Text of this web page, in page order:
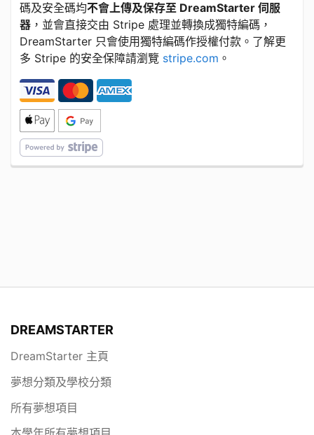
碼及安全碼均不會上傳及保存至 DreamStarter 伺服
器 ，並會直接交由 Stripe 處理並轉換成獨特編碼，
DreamStarter 只會使用獨特編碼作授權付款。了解更
多 Stripe 的安全保障請瀏覽 stripe.com 。
DREAMSTARTER
DreamStarter 主頁
夢想分類及學校分類
所有夢想項目